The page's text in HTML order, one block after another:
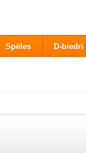
Spēles D-biedri